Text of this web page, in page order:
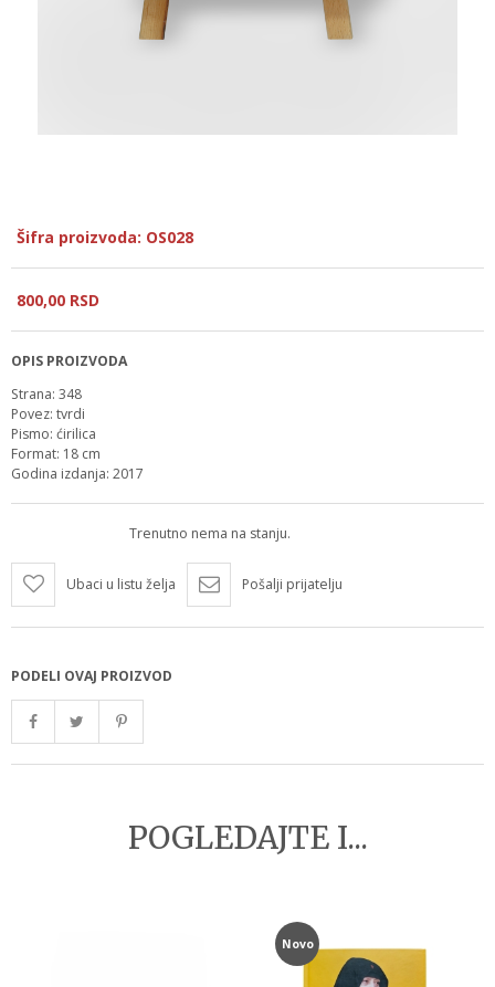
Šifra proizvoda: OS028
800,00 RSD
OPIS PROIZVODA
Strana: 348
Povez: tvrdi
Pismo: ćirilica
Format: 18 cm
Godina izdanja: 2017
Trenutno nema na stanju.
Ubaci u listu želja Pošalji prijatelju
PODELI OVAJ PROIZVOD
POGLEDAJTE I...
Novo